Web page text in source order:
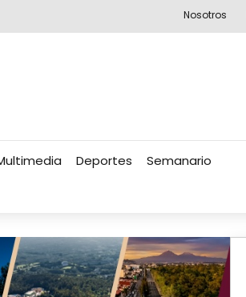
Nosotros
Deportes Semanario